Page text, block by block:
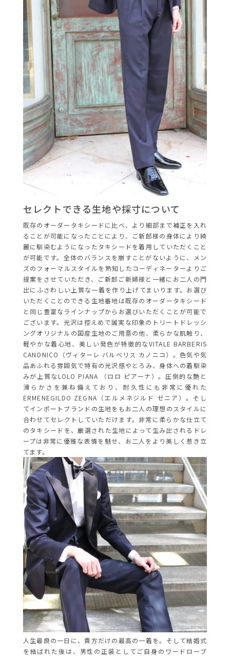
セレクトできる生地や採寸について
既存のオーダータキシードに比べ、より細部まで補正を入れ
ることが可能になったことにより、ご新郎様の身体により綺
麗に馴染むようになったタキシードを着用していただくこと
が可能です。全体のバランスを崩すことがないように、メン
ズのフォーマルスタイルを熟知したコーディネーターよりご
提案をさせていただき、ご新郎ご新婦様と一緒にお二人の門
出にふさわしい上質な一着を作り上げてまいります。お選び
いただくことのできる生地番地は既存のオーダータキシード
と同じ豊富なラインナップからお選びいただくことが可能で
ございます。光沢は控えめで誠実な印象のトリートドレッシ
ングオリジナルの国産生地のご用意の他、柔らかな肌触り、
軽やかな着心地、美しい発色が特徴的なVITALE BARBERIS
CANONICO（ヴィターレ バルべリス カノニコ）。色気や気
品あふれる雰囲気で特有の光沢感やとろみ、身体への着馴染
みが上質なLOLO PIANA （ロロ ピアーナ）。圧倒的な艶と
滑らかさを兼ね備えており、耐久性にも非常に優れた
ERMENEGILDO ZEGNA（エルメネジルド ゼニア）。そし
てインポートブランドの生地をもお二人の理想のスタイルに
合わせてセレクトしていただけます。非常に柔らかな仕立て
のタキシードを、厳選された生地によって生み出されるドレ
ープは非常に優雅な表情を魅せ、お二人をより美しく惹き立
てます。
人生最良の一日に、貴方だけの最高の一着を。そして結婚式
を結ばれた後は、男性の正装としてご自身のワードローブ